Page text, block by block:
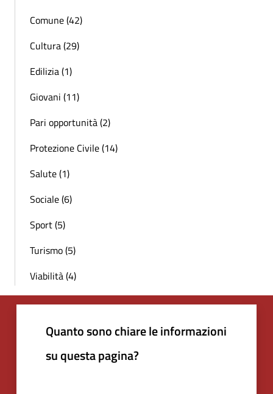
Comune (42)
Cultura (29)
Edilizia (1)
Giovani (11)
Pari opportunità (2)
Protezione Civile (14)
Salute (1)
Sociale (6)
Sport (5)
Turismo (5)
Viabilità (4)
Quanto sono chiare le informazioni
su questa pagina?